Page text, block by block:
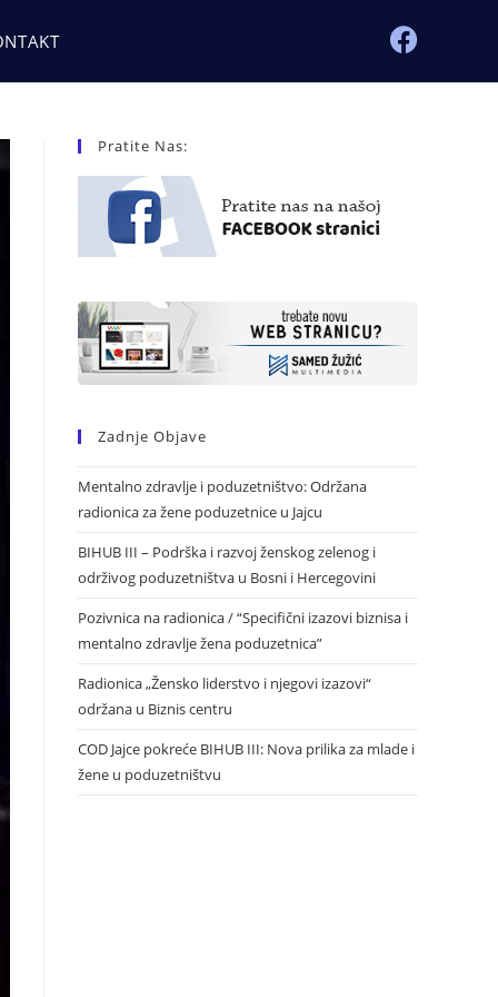
Pratite Nas:
Zadnje Objave
Mentalno zdravlje i poduzetništvo: Održana
radionica za žene poduzetnice u Jajcu
BIHUB III – Podrška i razvoj ženskog zelenog i
održivog poduzetništva u Bosni i Hercegovini
Pozivnica na radionica / “Specifični izazovi biznisa i
mentalno zdravlje žena poduzetnica”
Radionica „Žensko liderstvo i njegovi izazovi“
održana u Biznis centru
COD Jajce pokreće BIHUB III: Nova prilika za mlade i
žene u poduzetništvu